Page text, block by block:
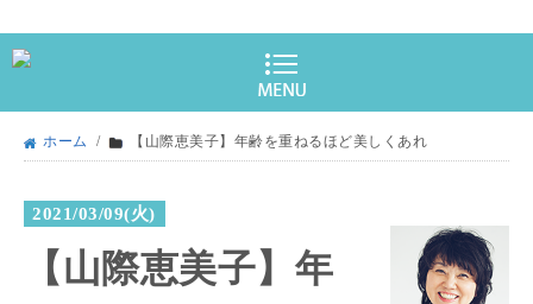
ホーム / 【山際恵美子】年齢を重ねるほど美しくあれ
2021/03/09(火)
【山際恵美子】年